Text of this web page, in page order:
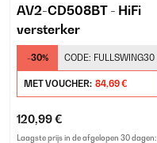
AV2-CD508BT - HiFi
versterker
-30% CODE: FULLSWING30
MET VOUCHER: 84,69 €
120,99 €
Laagste prijs in de afgelopen 30 dagen: